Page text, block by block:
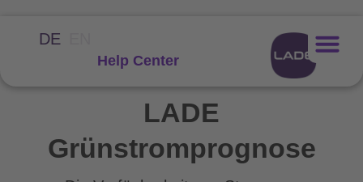
DE
Help Center
LADE
Grünstromprognose